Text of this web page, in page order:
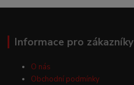
Informace pro zákazníky
O nás
Obchodní podmínky